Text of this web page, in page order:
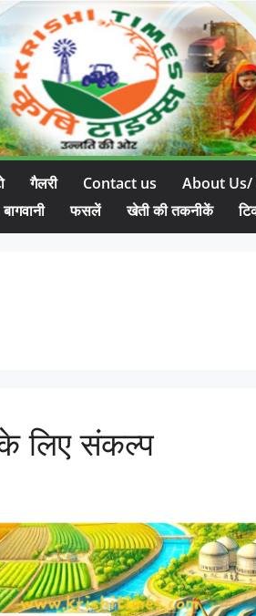
गैलरी Contact us About Us/
बागवानी फसलें खेती की तकनीकें
लिए संकल्प